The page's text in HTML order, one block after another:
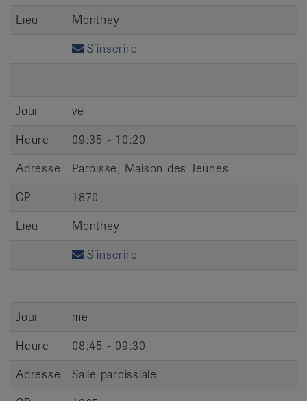
Lieu
Monthey
S’inscrire
Jour
ve
Heure
09:35 - 10:20
Adresse
Paroisse, Maison des Jeunes
CP
1870
Lieu
Monthey
S’inscrire
Jour
me
Heure
08:45 - 09:30
Adresse
Salle paroissiale